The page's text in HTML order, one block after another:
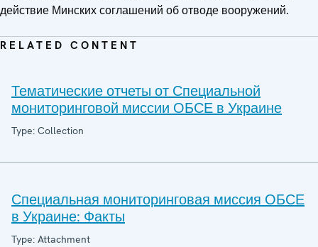
действие Минских соглашений об отводе вооружений.
RELATED CONTENT
Тематические отчеты от Специальной
мониторинговой миссии ОБСЕ в Украине
Type: Collection
Специальная мониторинговая миссия ОБСЕ
в Украине: Факты
Type: Attachment